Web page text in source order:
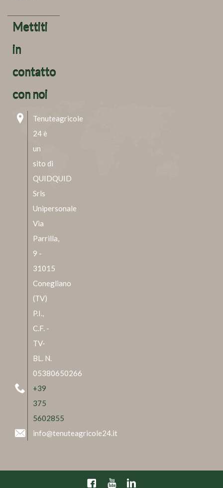
Mettiti
in
contatto
con noi
Tenuteagricole
24 è
un
sito di
QUIDQUID
Srls
Unipersonale
Via
Parrilla,
9 -
31015
Conegliano
(TV)
P.I.,
C.F. -
TV-
BL. N.
05380650266
+39
375
5602855
info@tenuteagricole24.it